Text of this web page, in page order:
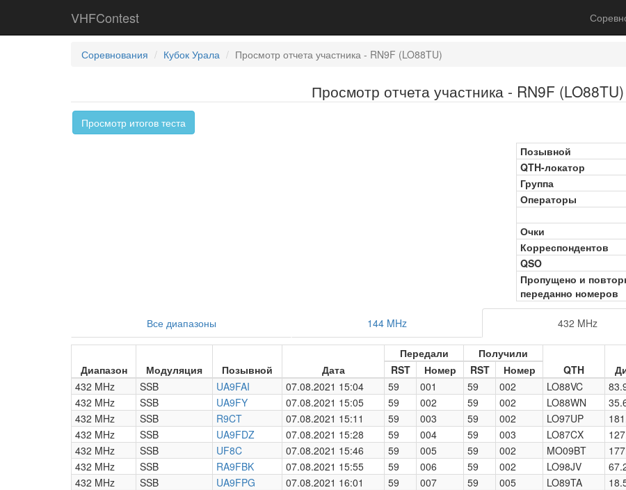
VHFContest
Соревнования Кубок Урала Просмотр отчета участника - RN9F (LO88TU)
Просмотр отчета участника - RN9F (LO88TU)
Просмотр итогов теста
Позывной
QTH-локатор
Группа
Операторы
Очки
Корреспондентов
QSO
Пропущено и
переданно номеров
Все диапазоны 144 MHz 432 MHz
Диапазон Модуляция Позывной Дата
Передали
Получили
QTH
RST Номер RST
Номер
432 MHz
SSB UA9FAI 07.08.2021 15:04 59 001 59 002 LO88VC
432 MHz
SSB UA9FY 07.08.2021 15:05 59 002 59 002 LO88WN
432 MHz
SSB R9CT 07.08.2021 15:11 59 003 59 002 LO97UP
432 MHz
SSB UA9FDZ 07.08.2021 15:28 59 004 59 003 LO87CX
432 MHz
SSB UF8C 07.08.2021 15:46 59 005 59 002 MO09BT
432 MHz
SSB RA9FBK 07.08.2021 15:55 59 006 59 002 LO98JV
432 MHz
SSB UA9FPG 07.08.2021 16:01 59 007 59 005 LO89TA